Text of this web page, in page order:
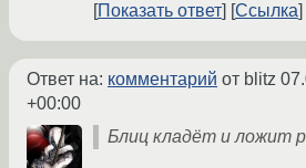
Показать ответ
Ссылка
Ответ на: комментарий от blitz
+00:00
Блиц кладёт и ложит